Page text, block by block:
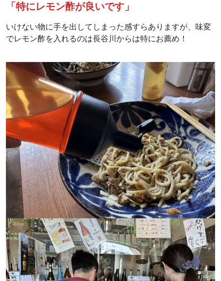
「特にレモン酢が良いです」
いけない物に手を出してしまった感すらありますが、味変
でレモン酢を入れるのは長谷川からは特にお薦め！